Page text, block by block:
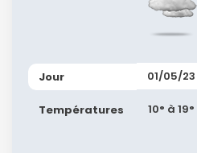
Jour
Températures
01/05/23
10° à 19°